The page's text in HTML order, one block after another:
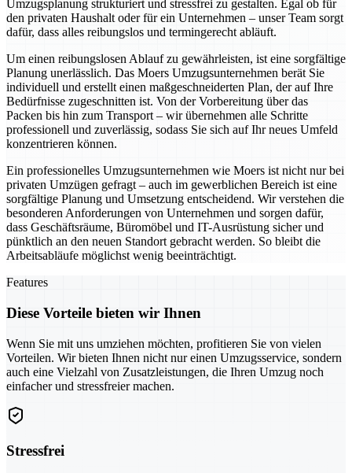
Umzugsplanung strukturiert und stressfrei zu gestalten. Egal ob für
den privaten Haushalt oder für ein Unternehmen – unser Team sorgt
dafür, dass alles reibungslos und termingerecht abläuft.
Um einen reibungslosen Ablauf zu gewährleisten, ist eine sorgfältige
Planung unerlässlich. Das Moers Umzugsunternehmen berät Sie
individuell und erstellt einen maßgeschneiderten Plan, der auf Ihre
Bedürfnisse zugeschnitten ist. Von der Vorbereitung über das
Packen bis hin zum Transport – wir übernehmen alle Schritte
professionell und zuverlässig, sodass Sie sich auf Ihr neues Umfeld
konzentrieren können.
Ein professionelles Umzugsunternehmen wie Moers ist nicht nur bei
privaten Umzügen gefragt – auch im gewerblichen Bereich ist eine
sorgfältige Planung und Umsetzung entscheidend. Wir verstehen die
besonderen Anforderungen von Unternehmen und sorgen dafür,
dass Geschäftsräume, Büromöbel und IT-Ausrüstung sicher und
pünktlich an den neuen Standort gebracht werden. So bleibt die
Arbeitsabläufe möglichst wenig beeinträchtigt.
Features
Diese Vorteile bieten wir Ihnen
Wenn Sie mit uns umziehen möchten, profitieren Sie von vielen
Vorteilen. Wir bieten Ihnen nicht nur einen Umzugsservice, sondern
auch eine Vielzahl von Zusatzleistungen, die Ihren Umzug noch
einfacher und stressfreier machen.
Stressfrei